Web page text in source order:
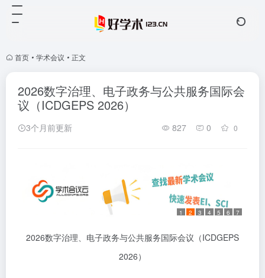
首页 • 学术会议 • 正文
2026数字治理、电子政务与公共服务国际会
议（ICDGEPS 2026）
3个月前更新 827 0 0
1 2 3 4 5 6 7
2026数字治理、电子政务与公共服务国际会议（ICDGEPS
2026）